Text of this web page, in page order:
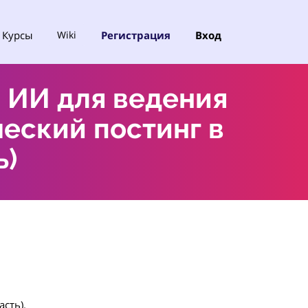
Курсы Wiki Регистрация Вход
для ведения
постинг в